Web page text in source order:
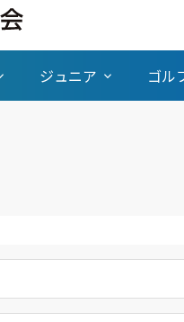
ジュニア ゴル